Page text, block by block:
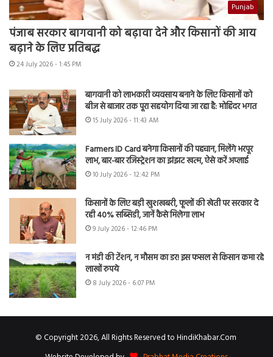
Punjab
पंजाब सरकार बागवानी को बढ़ावा देने और किसानों की आय
बढ़ाने के लिए प्रतिबद्ध
24 July 2026 - 1:45 PM
बागवानी को लाभकारी व्यवसाय बनाने के लिए किसानों को
बीज से बाजार तक पूरा सहयोग दिया जा रहा है: मोहिंदर भगत
15 July 2026 - 11:43 AM
Farmers ID Card बनेगा किसानों की पहचान, मिलेंगे भरपूर
लाभ, बार-बार रजिस्ट्रेशन का झंझट खत्म, ऐसे करें अप्लाई
10 July 2026 - 12:42 PM
किसानों के लिए बड़ी खुशखबरी, फूलों की खेती पर सरकार दे
रही 40% सब्सिडी, जानें कैसे मिलेगा लाभ
9 July 2026 - 12:46 PM
न मंडी की टेंशन, न मौसम का डर! इस फसल से किसान कमा रहे
लाखों रुपये
8 July 2026 - 6:07 PM
© Copyright 2026, All Rights Reserved to HindiKhabar.Com